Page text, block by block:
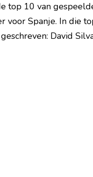
top 10 van
voor Spanje. In die
David